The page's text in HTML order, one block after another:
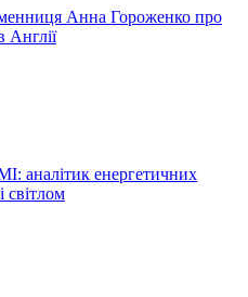
Анна Гороженко про
Англії
енергетичних
світлом